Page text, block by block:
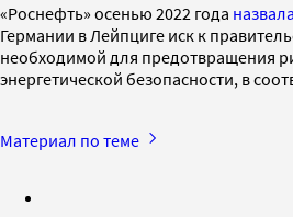
«Роснефть» осенью 2022 года назвала
Германии в Лейпциге иск к
необходимой для предотвращения
энергетической безопасности, в
Материал по теме